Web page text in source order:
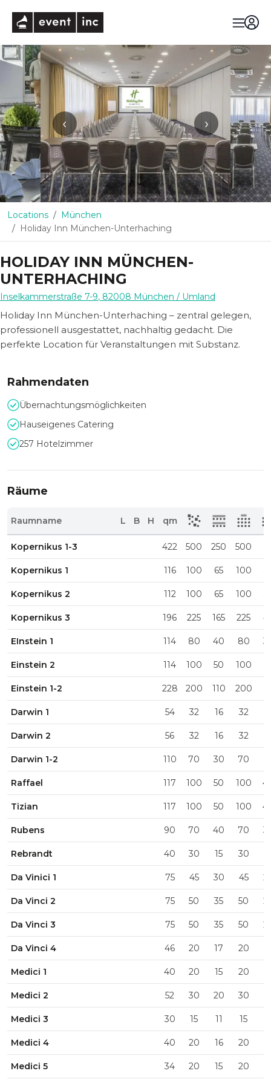
‹ ›
Locations
München
Holiday Inn München-Unterhaching
HOLIDAY INN MÜNCHEN-
UNTERHACHING
Inselkammerstraße 7-9, 82008 München / Umland
Holiday Inn München-Unterhaching – zentral gelegen,
professionell ausgestattet, nachhaltig gedacht. Die
perfekte Location für Veranstaltungen mit Substanz.
Rahmendaten
Übernachtungsmöglichkeiten
Hauseigenes Catering
257 Hotelzimmer
Räume
Raumname L B H qm
Kopernikus 1-3 422 500 250 500
Kopernikus 1 116 100 65 100
Kopernikus 2 112 100 65 100
Kopernikus 3 196 225 165 225
EInstein 1 114 80 40 80
Einstein 2 114 100 50 100
Einstein 1-2 228 200 110 200
Darwin 1 54 32 16 32
Darwin 2 56 32 16 32
Darwin 1-2 110 70 30 70
Raffael 117 100 50 100
Tizian 117 100 50 100
Rubens 90 70 40 70
Rebrandt 40 30 15 30
Da Vinici 1 75 45 30 45
Da Vinci 2 75 50 35 50
Da Vinci 3 75 50 35 50
Da Vinci 4 46 20 17 20
Medici 1 40 20 15 20
Medici 2 52 30 20 30
Medici 3 30 15 11 15
Medici 4 40 20 16 20
Medici 5 34 20 15 20